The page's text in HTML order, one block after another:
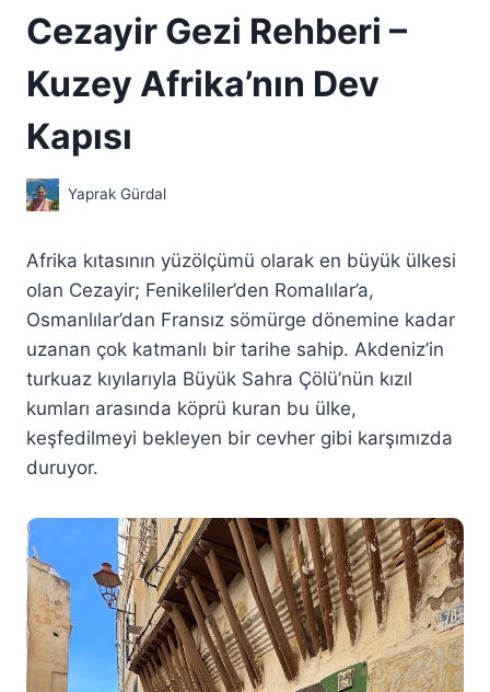
Cezayir Gezi Rehberi –
Kuzey Afrika’nın Dev
Kapısı
Yaprak Gürdal
Afrika kıtasının yüzölçümü olarak en büyük ülkesi
olan Cezayir; Fenikeliler’den Romalılar’a,
Osmanlılar’dan Fransız sömürge dönemine kadar
uzanan çok katmanlı bir tarihe sahip. Akdeniz’in
turkuaz kıyılarıyla Büyük Sahra Çölü’nün kızıl
kumları arasında köprü kuran bu ülke,
keşfedilmeyi bekleyen bir cevher gibi karşımızda
duruyor.